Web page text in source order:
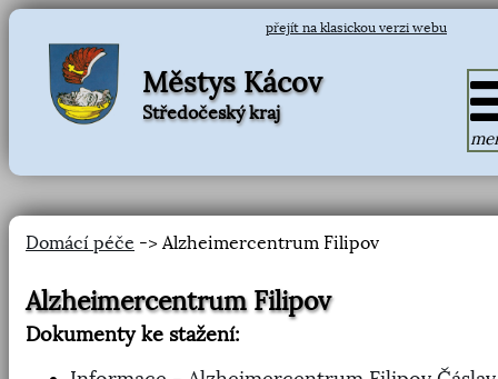
přejít na klasickou verzi webu
Městys Kácov
Středočeský kraj
Domácí péče -> Alzheimercentrum Filipov
Alzheimercentrum Filipov
Dokumenty ke stažení: